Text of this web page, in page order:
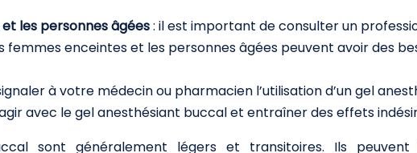
les personnes âgées: il est important de consulter un
enceintes et les personnes âgées peuvent avoir des
à votre médecin ou pharmacien l’utilisation d’un gel
avec le gel anesthésiant buccal et entraîner des effets
sont généralement légers et transitoires. Ils